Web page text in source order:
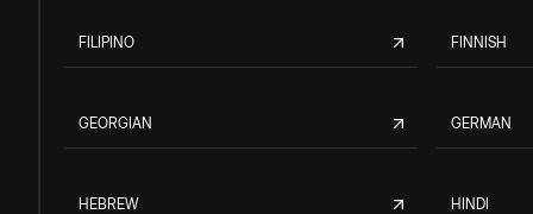
FILIPINO FINNISH
GEORGIAN GERMAN
HEBREW HINDI